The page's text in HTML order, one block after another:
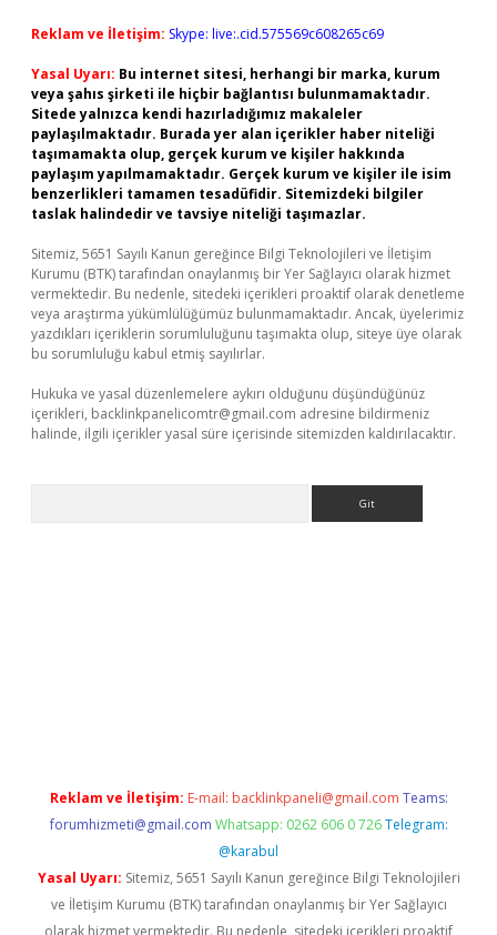
Reklam ve İletişim: Skype: live:.cid.575569c608265c69
Yasal Uyarı: Bu internet sitesi, herhangi bir marka, kurum
veya şahıs şirketi ile hiçbir bağlantısı bulunmamaktadır.
Sitede yalnızca kendi hazırladığımız makaleler
paylaşılmaktadır. Burada yer alan içerikler haber niteliği
taşımamakta olup, gerçek kurum ve kişiler hakkında
paylaşım yapılmamaktadır. Gerçek kurum ve kişiler ile isim
benzerlikleri tamamen tesadüfidir. Sitemizdeki bilgiler
taslak halindedir ve tavsiye niteliği taşımazlar.
Sitemiz, 5651 Sayılı Kanun gereğince Bilgi Teknolojileri ve İletişim
Kurumu (BTK) tarafından onaylanmış bir Yer Sağlayıcı olarak hizmet
vermektedir. Bu nedenle, sitedeki içerikleri proaktif olarak denetleme
veya araştırma yükümlülüğümüz bulunmamaktadır. Ancak, üyelerimiz
yazdıkları içeriklerin sorumluluğunu taşımakta olup, siteye üye olarak
bu sorumluluğu kabul etmiş sayılırlar.
Hukuka ve yasal düzenlemelere aykırı olduğunu düşündüğünüz
içerikleri, backlinkpanelicomtr@gmail.com adresine bildirmeniz
halinde, ilgili içerikler yasal süre içerisinde sitemizden kaldırılacaktır.
Reklam ve İletişim: E-mail: backlinkpaneli@gmail.com Teams:
forumhizmeti@gmail.com Whatsapp: 0262 606 0 726 Telegram:
@karabul
Yasal Uyarı: Sitemiz, 5651 Sayılı Kanun gereğince Bilgi Teknolojileri
ve İletişim Kurumu (BTK) tarafından onaylanmış bir Yer Sağlayıcı
olarak hizmet vermektedir. Bu nedenle, sitedeki içerikleri proaktif